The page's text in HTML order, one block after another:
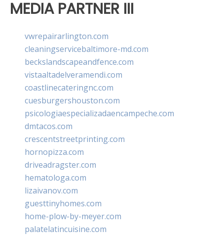
MEDIA PARTNER III
vwrepairarlington.com
cleaningservicebaltimore-md.com
beckslandscapeandfence.com
vistaaltadelveramendi.com
coastlinecateringnc.com
cuesburgershouston.com
psicologiaespecializadaencampeche.com
dmtacos.com
crescentstreetprinting.com
hornopizza.com
driveadragster.com
hematologa.com
lizaivanov.com
guesttinyhomes.com
home-plow-by-meyer.com
palatelatincuisine.com